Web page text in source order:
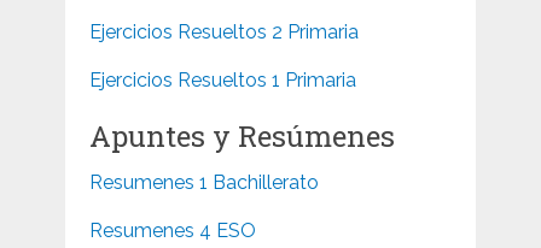
Ejercicios Resueltos 2 Primaria
Ejercicios Resueltos 1 Primaria
Apuntes y Resúmenes
Resumenes 1 Bachillerato
Resumenes 4 ESO